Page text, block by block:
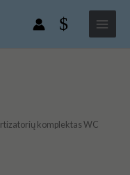
Main
Menu
komplektas WC